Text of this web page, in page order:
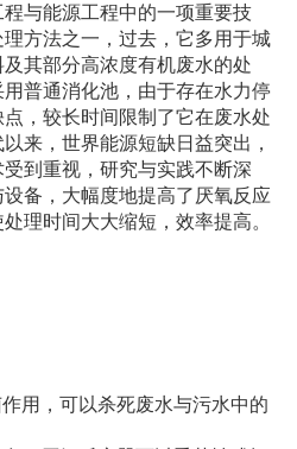
与能源工程中的一项重要技
方法之一，过去，它多用于城
其部分高浓度有机废水的处
普通消化池，由于存在水力停
，较长时间限制了它在废水处
来，世界能源短缺日益突出，
到重视，研究与实践不断深
备，大幅度地提高了厌氧反应
理时间大大缩短，效率提高。
用，可以杀死废水与污水中的